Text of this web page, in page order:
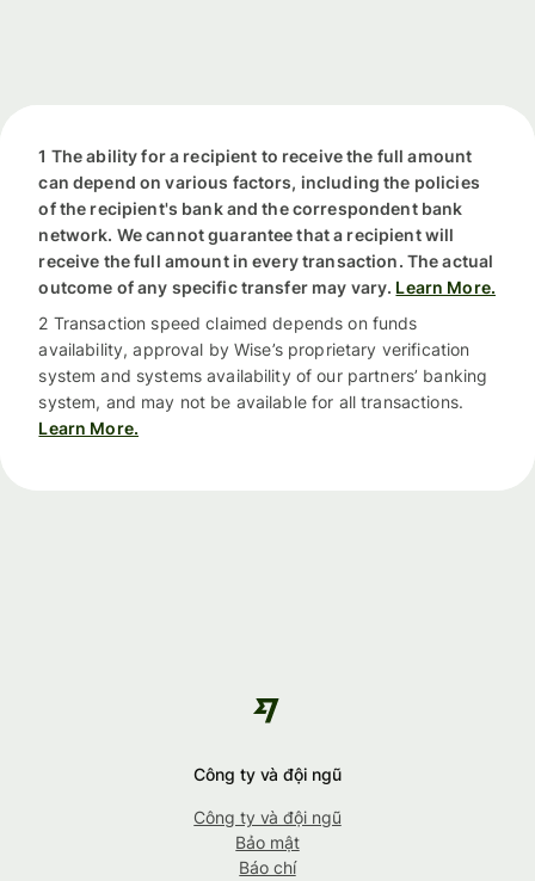
1 The ability for a recipient to receive the full amount
can depend on various factors, including the policies
of the recipient's bank and the correspondent bank
network. We cannot guarantee that a recipient will
receive the full amount in every transaction. The actual
outcome of any specific transfer may vary. Learn More.
2 Transaction speed claimed depends on funds
availability, approval by Wise’s proprietary verification
system and systems availability of our partners’ banking
system, and may not be available for all transactions.
Learn More.
Công ty và đội ngũ
Công ty và đội ngũ
Bảo mật
Báo chí